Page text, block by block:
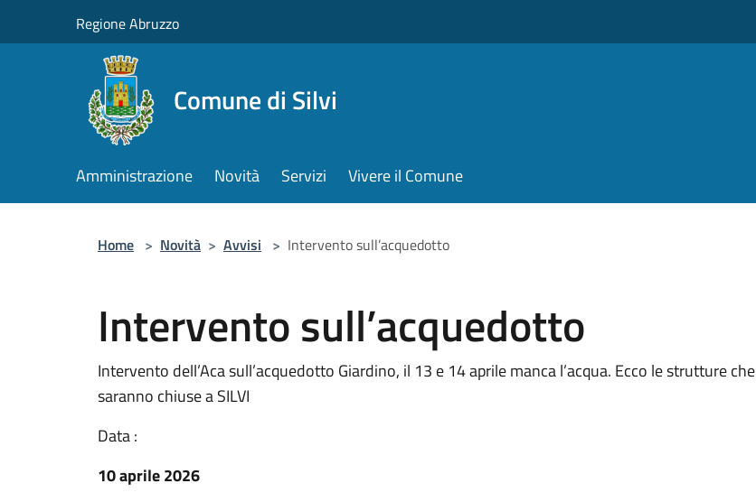
Regione Abruzzo
Comune di Silvi
Amministrazione Novità Servizi Vivere il Comune
Home > Novità > Avvisi > Intervento sull’acquedotto
Intervento sull’acquedotto
Intervento dell’Aca sull’acquedotto Giardino, il 13 e 14 aprile manca l’acqua. Ecco le strutture che
saranno chiuse a SILVI
Data :
10 aprile 2026